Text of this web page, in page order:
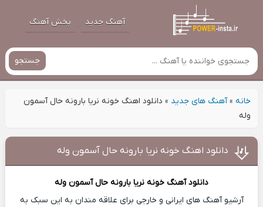
آهنگ جدید پخش آهنگ
جستجو
خانه»آهنگ های جدید » دانلود اهنگ خونه نریا بارونه حال آسمون
وله
دانلود اهنگ خونه نریا بارونه حال آسمون وله
دانلود آهنگ خونه نریا بارونه حال آسمون وله
آرشیو آهنگ های ایرانی و خارجی برای علاقه مندان به این سبک به